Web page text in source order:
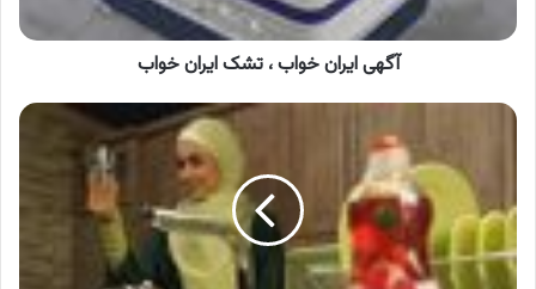
آگهی ایران خواب ، تشک ایران خواب
آگهی
محصولات
بهداشتی
دیرپول